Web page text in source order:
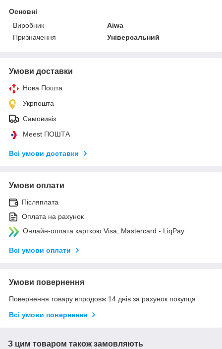
Основні
Виробник
Aiwa
Призначення
Універсальний
Умови доставки
Нова Пошта
Укрпошта
Самовивіз
Meest ПОШТА
Всі умови доставки
Умови оплати
Післяплата
Оплата на рахунок
Онлайн-оплата карткою Visa, Mastercard - LiqPay
Всі умови оплати
Умови повернення
Повернення товару впродовж 14 днів за рахунок покупця
Всі умови повернення
З цим товаром також замовляють